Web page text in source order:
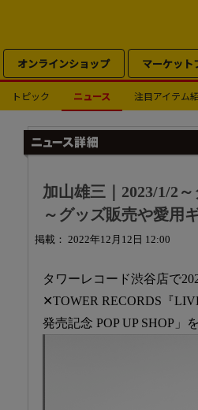
オンラインショップ マーケット
トピック ニュース 注目アイテム
加山雄三｜2023/1/2
～グッズ販売や愛用
掲載： 2022年12月12日 12:00
タワーレコード渋谷店で
✕TOWER RECORDS『
発売記念 POP UP SHOP」